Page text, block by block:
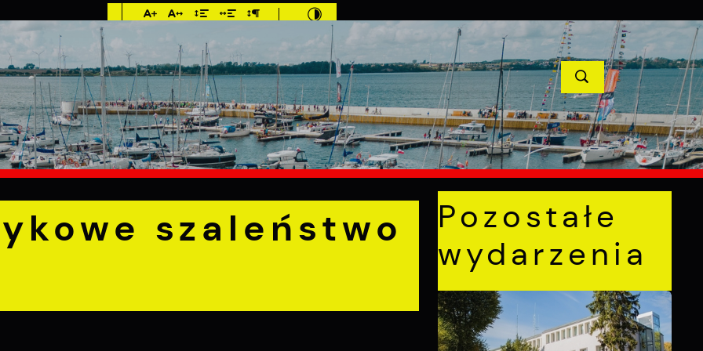
Imieniny: Iza,
Cyprian, Dominik
MIESZKANIEC TURYSTYKA INWESTYCJE PROJEKTY UNIJNE KONTAKT
w Pucku POPRZEDNI NASTĘPNY
szaleństwo
Pozostałe
wydarzenia